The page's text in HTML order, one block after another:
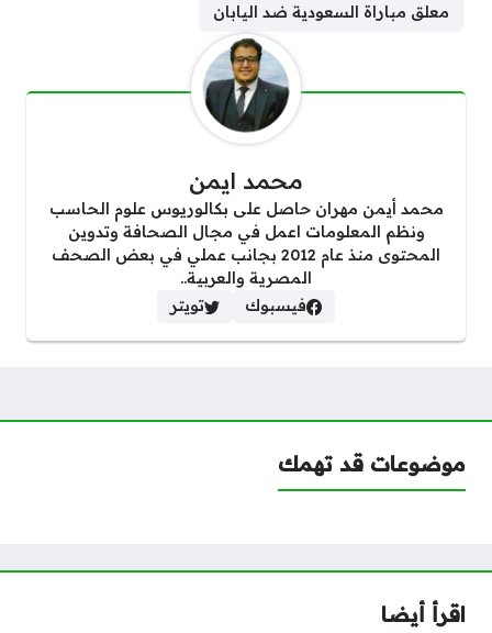
معلق مباراة السعودية ضد اليابان
محمد ايمن
محمد أيمن مهران حاصل على بكالوريوس علوم الحاسب
ونظم المعلومات اعمل في مجال الصحافة وتدوين
المحتوى منذ عام 2012 بجانب عملي في بعض الصحف
المصرية والعربية..
فيسبوك
تويتر
موضوعات قد تهمك
اقرأ أيضا